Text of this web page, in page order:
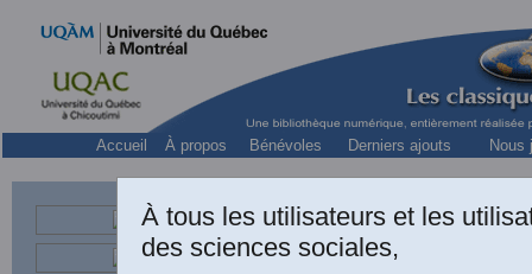
Accueil À propos Bénévoles Derniers ajouts Nous
À tous les utilisateurs et les
des sciences sociales,